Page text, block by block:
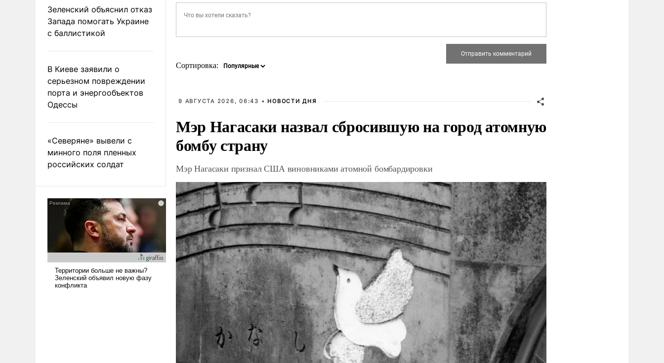
Зеленский объяснил отказ
Запада помогать Украине
с баллистикой
В Киеве заявили о
серьезном повреждении
порта и энергообъектов
Одессы
«Северяне» вывели с
минного поля пленных
российских солдат
Сортировка:
9 АВГУСТА 2026, 06:43 • НОВОСТИ ДНЯ
Мэр Нагасаки назвал сбросившую на город атомную
бомбу страну
Мэр Нагасаки признал США виновниками атомной бомбардировки